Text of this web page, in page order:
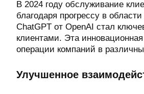
В 2024 году обслуживание
благодаря прогрессу в
ChatGPT от OpenAI стал
клиентами. Эта
операции компаний в
Улучшенное